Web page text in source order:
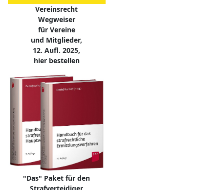
Vereinsrecht
Wegweiser
für Vereine
und Mitglieder,
12. Aufl. 2025,
hier bestellen
"Das" Paket für den
Strafverteidiger